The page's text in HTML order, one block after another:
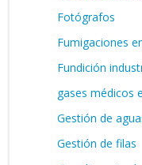
Fotógrafos
Fumigaciones
Fundición
gases médicos
Gestión de
Gestión de filas